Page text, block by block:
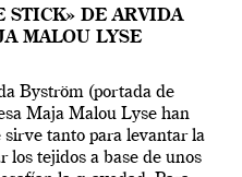
STICK» DE ARVIDA
MALOU LYSE
Byström (portada de
Maja Malou Lyse han
tanto para levantar la
los tejidos a base de unos